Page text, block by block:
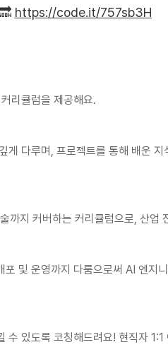
https://code.it/757sb3H
리큘럼을 제공해요.
게 다루며, 프로젝트를 통해 배운
지 커버하는 커리큘럼으로, 산업
및 운영까지 다룸으로써 AI 엔지
수 있도록 코칭해드려요! 현직자